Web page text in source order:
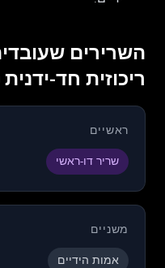
השרירים
ריכוזית חד-
ראשיים
שריר דו-ראשי
משניים
אמות הידיים